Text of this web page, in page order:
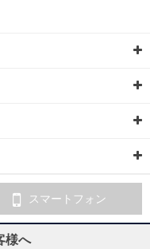
スマートフォン
様へ